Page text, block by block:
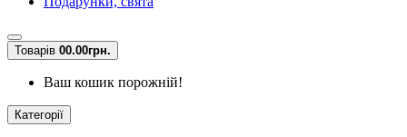
Товарів 00.00грн.
Ваш кошик порожній!
Категорії